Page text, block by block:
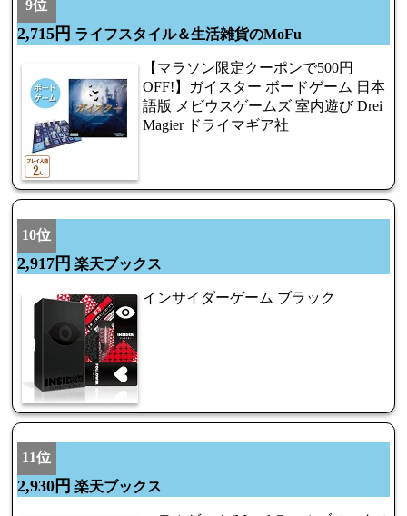
9位
2,715円 ライフスタイル＆生活雑貨のMoFu
【マラソン限定クーポンで500円
OFF!】ガイスター ボードゲーム 日本
語版 メビウスゲームズ 室内遊び Drei
Magier ドライマギア社
10位
2,917円 楽天ブックス
インサイダーゲーム ブラック
11位
2,930円 楽天ブックス